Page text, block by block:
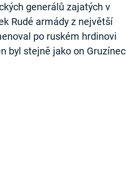
generálů zajatých v
Rudé armády z největší
po ruském hrdinovi
byl stejně jako on Gruzínec